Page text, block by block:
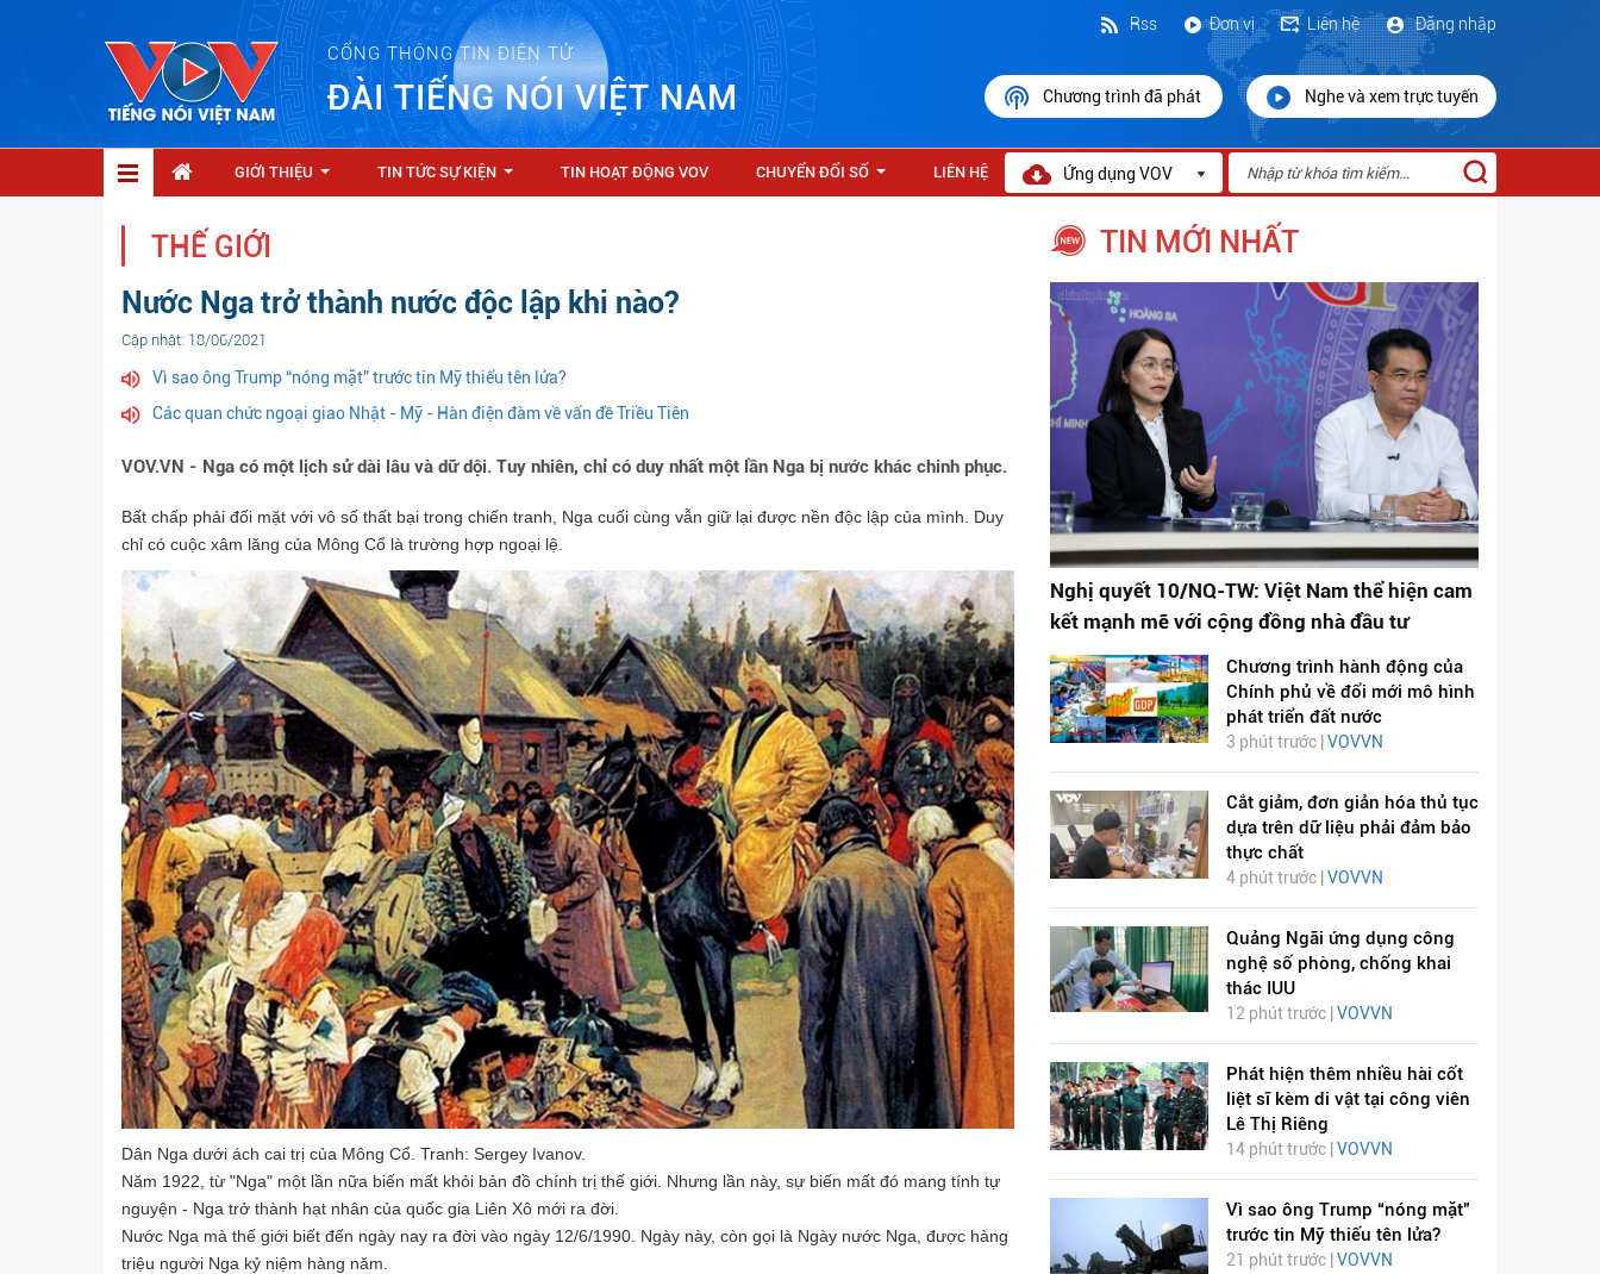
CỔNG THÔNG TIN ĐIỆN TỬ
ĐÀI TIẾNG NÓI VIỆT NAM
Đăng nhập
Liên hệ
Đơn vị
Rss
Chương trình đã phát Nghe và xem trực tuyến
GIỚI THIỆU TIN TỨC SỰ KIỆN TIN HOẠT ĐỘNG VOV CHUYỂN ĐỔI SỐ LIÊN HỆ Ứng dụng VOV
THẾ GIỚI
Nước Nga trở thành nước độc lập khi nào?
Cập nhật: 18/06/2021
Vì sao ông Trump “nóng mặt” trước tin Mỹ thiếu tên lửa?
Các quan chức ngoại giao Nhật - Mỹ - Hàn điện đàm về vấn đề Triều Tiên
VOV.VN - Nga có một lịch sử dài lâu và dữ dội. Tuy nhiên, chỉ có duy nhất một lần Nga bị nước khác chinh phục.
Bất chấp phải đối mặt với vô số thất bại trong chiến tranh, Nga cuối cùng vẫn giữ lại được nền độc lập của mình. Duy
chỉ có cuộc xâm lăng của Mông Cổ là trường hợp ngoại lệ.
Dân Nga dưới ách cai trị của Mông Cổ. Tranh: Sergey Ivanov.
Năm 1922, từ "Nga" một lần nữa biến mất khỏi bản đồ chính trị thế giới. Nhưng lần này, sự biến mất đó mang tính tự
nguyện - Nga trở thành hạt nhân của quốc gia Liên Xô mới ra đời.
Nước Nga mà thế giới biết đến ngày nay ra đời vào ngày 12/6/1990. Ngày này, còn gọi là Ngày nước Nga, được hàng
triệu người Nga kỷ niệm hàng năm.
TIN MỚI NHẤT
Nghị quyết 10/NQ-TW: Việt Nam thể hiện cam
kết mạnh mẽ với cộng đồng nhà đầu tư
Chương trình hành động của
Chính phủ về đổi mới mô hình
phát triển đất nước
3 phút trước | VOVVN
Cắt giảm, đơn giản hóa thủ tục
dựa trên dữ liệu phải đảm bảo
thực chất
4 phút trước | VOVVN
Quảng Ngãi ứng dụng công
nghệ số phòng, chống khai
thác IUU
12 phút trước | VOVVN
Phát hiện thêm nhiều hài cốt
liệt sĩ kèm di vật tại công viên
Lê Thị Riêng
14 phút trước | VOVVN
Vì sao ông Trump “nóng mặt”
trước tin Mỹ thiếu tên lửa?
21 phút trước | VOVVN